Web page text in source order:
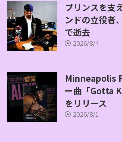
プリンスを支
ンドの立役者
で逝去
2026/8/4
Minneapolis
ー曲「Gotta
をリリース
2026/8/1